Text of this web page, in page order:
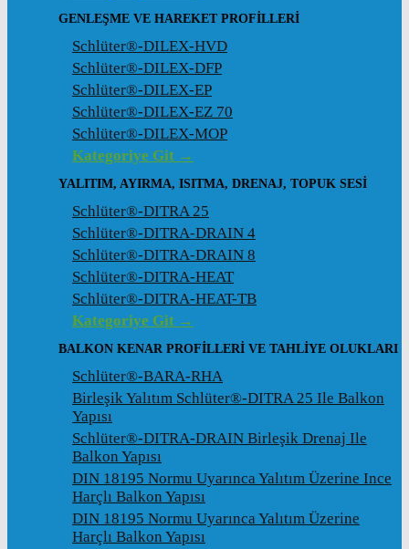
GENLEŞME VE HAREKET PROFILLERI
Schlüter®-DILEX-HVD
Schlüter®-DILEX-DFP
Schlüter®-DILEX-EP
Schlüter®-DILEX-EZ 70
Schlüter®-DILEX-MOP
Kategoriye Git →
YALITIM, AYIRMA, ISITMA, DRENAJ, TOPUK SESI
Schlüter®-DITRA 25
Schlüter®-DITRA-DRAIN 4
Schlüter®-DITRA-DRAIN 8
Schlüter®-DITRA-HEAT
Schlüter®-DITRA-HEAT-TB
Kategoriye Git →
BALKON KENAR PROFILLERI VE TAHLIYE OLUKLARI
Schlüter®-BARA-RHA
Birleşik Yalıtım Schlüter®-DITRA 25 Ile Balkon
Yapısı
Schlüter®-DITRA-DRAIN Birleşik Drenaj Ile
Balkon Yapısı
DIN 18195 Normu Uyarınca Yalıtım Üzerine Ince
Harçlı Balkon Yapısı
DIN 18195 Normu Uyarınca Yalıtım Üzerine
Harçlı Balkon Yapısı